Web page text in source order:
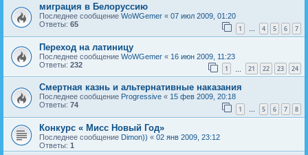
миграция в Белоруссию
Последнее сообщение WoWGemer « 07 июл 2009, 01:20
Ответы: 65 1 … 4 5 6 7
Переход на латиницу
Последнее сообщение WoWGemer « 16 июн 2009, 11:23
Ответы: 232 1 21 22 23 24
Смертная казнь и альтернативные наказания
Последнее сообщение Progressive « 15 фев 2009, 20:18
Ответы: 74 1 … 5 6 7 8
Конкурс « Мисс Новый Год»
Последнее сообщение Dimon)) « 02 янв 2009, 23:12
Ответы: 1